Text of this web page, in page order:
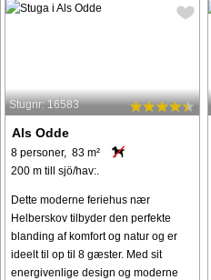
Stugnr: 16583
Als Odde
8 personer, 83 m²
200 m till sjö/hav:.
Dette moderne feriehus nær
Helberskov tilbyder den perfekte
blanding af komfort og natur og er
ideelt til op til 8 gæster. Med sit
energivenlige design og moderne